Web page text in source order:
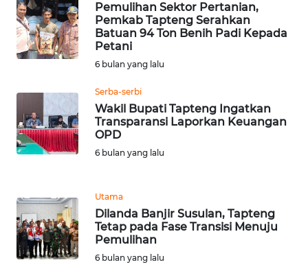
Pemulihan Sektor Pertanian,
Pemkab Tapteng Serahkan
Batuan 94 Ton Benih Padi Kepada
Petani
6 bulan yang lalu
Serba-serbi
Wakil Bupati Tapteng Ingatkan
Transparansi Laporkan Keuangan
OPD
6 bulan yang lalu
Utama
Dilanda Banjir Susulan, Tapteng
Tetap pada Fase Transisi Menuju
Pemulihan
6 bulan yang lalu
WN
TAPANULI
TENGAH
SERDANG
WN
TEBING
WN
PAKPAK
WN
KARAWANG